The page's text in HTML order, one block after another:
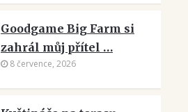
Goodgame Big Farm si
zahrál můj přítel …
8 července, 2026